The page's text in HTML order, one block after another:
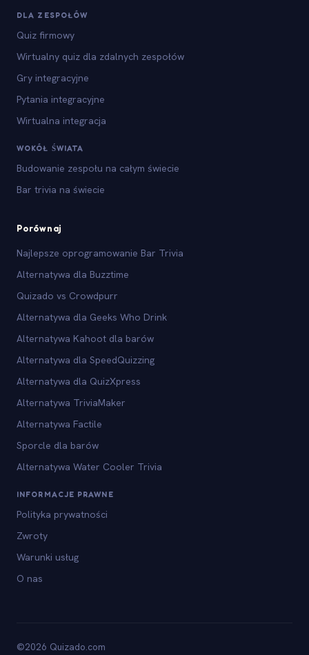
DLA ZESPOŁÓW
Quiz firmowy
Wirtualny quiz dla zdalnych zespołów
Gry integracyjne
Pytania integracyjne
Wirtualna integracja
WOKÓŁ ŚWIATA
Budowanie zespołu na całym świecie
Bar trivia na świecie
Porównaj
Najlepsze oprogramowanie Bar Trivia
Alternatywa dla Buzztime
Quizado vs Crowdpurr
Alternatywa dla Geeks Who Drink
Alternatywa Kahoot dla barów
Alternatywa dla SpeedQuizzing
Alternatywa dla QuizXpress
Alternatywa TriviaMaker
Alternatywa Factile
Sporcle dla barów
Alternatywa Water Cooler Trivia
INFORMACJE PRAWNE
Polityka prywatności
Zwroty
Warunki usług
O nas
©2026 Quizado.com